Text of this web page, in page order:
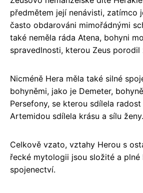
předmětem její nenávisti, zatímco
často obdarováni mimořádnými
také neměla ráda Atena, bohyni
spravedlnosti, kterou Zeus porodil
Nicméně Hera měla také silné
bohyněmi, jako je Demeter,
Persefony, se kterou sdílela
Artemidou sdílela krásu a sílu ženy.
Celkově vzato, vztahy Herou s
řecké mytologii jsou složité a
spojenectví.